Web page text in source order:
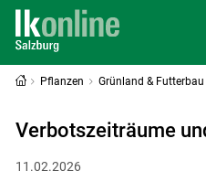
Pflanzen Grünland & Futterbau
Verbotszeiträume
11.02.2026